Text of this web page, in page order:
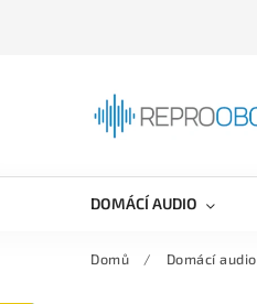
DOMÁCÍ AUDIO
Domů / Domácí audio